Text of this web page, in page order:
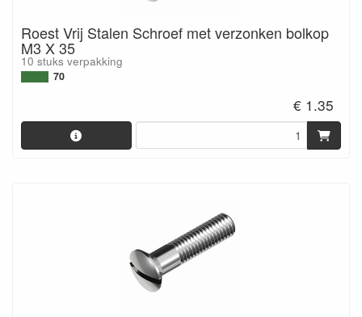
Roest Vrij Stalen Schroef met verzonken bolkop
M3 X 35
10 stuks verpakking
70
€ 1.35